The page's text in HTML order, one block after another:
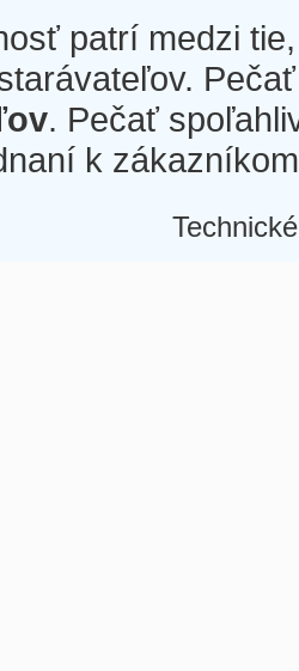
patrí medzi
. Pečať
k